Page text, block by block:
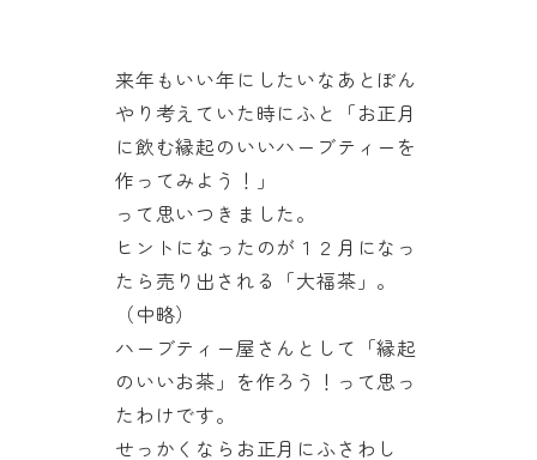
来年もいい年にしたいなあとぼん
やり考えていた時にふと「お正月
に飲む縁起のいいハーブティーを
作ってみよう！」
って思いつきました。
ヒントになったのが１２月になっ
たら売り出される「大福茶」。
（中略）
ハーブティー屋さんとして「縁起
のいいお茶」を作ろう！って思っ
たわけです。
せっかくならお正月にふさわし